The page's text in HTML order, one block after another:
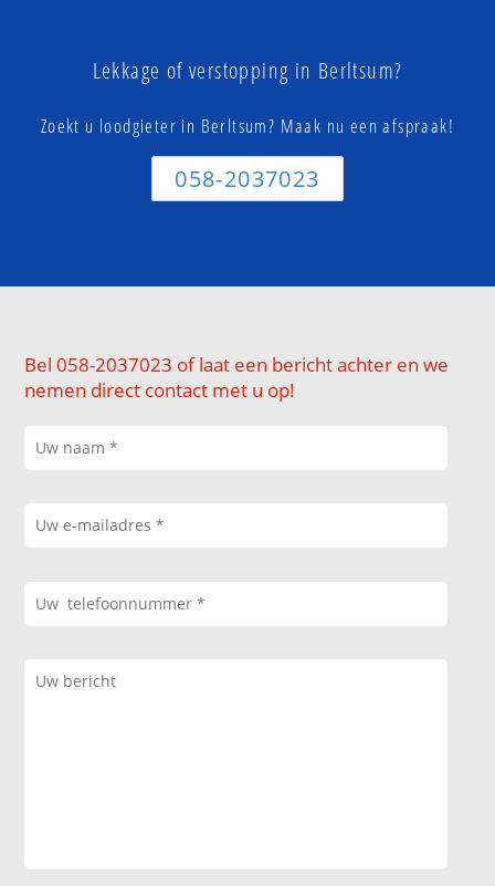
Lekkage of verstopping in Berltsum?
Zoekt u loodgieter in Berltsum? Maak nu een afspraak!
058-2037023
Bel 058-2037023 of laat een bericht achter en we
nemen direct contact met u op!